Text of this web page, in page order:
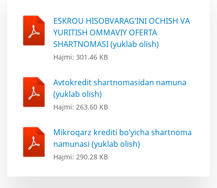
ESKROU HISOBVARAG‘INI OCHISH VA
YURITISH OMMAVIY OFERTA
SHARTNOMASI (yuklab olish)
Hajmi: 301.46 KB
Avtokredit shartnomasidan namuna
(yuklab olish)
Hajmi: 263.60 KB
Mikroqarz krediti bo‘yicha shartnoma
namunasi (yuklab olish)
Hajmi: 290.28 KB